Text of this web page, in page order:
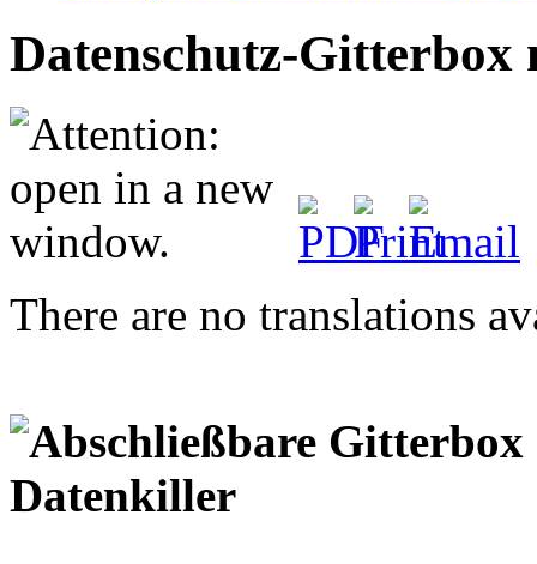
Datenschutz-Gitterbox
There are no translations